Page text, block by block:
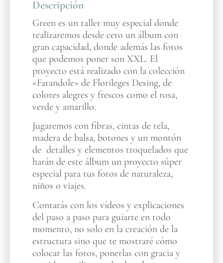
Descripción
Green es un taller muy especial donde
realizaremos desde cero un álbum con
gran capacidad, donde además las fotos
que podemos poner son XXL. El
proyecto está realizado con la colección
«Farandole» de Florileges Desing, de
colores alegres y frescos como el rosa,
verde y amarillo.
Jugaremos con fibras, cintas de tela,
madera de balsa, botones y un montón
de detalles y elementos troquelados que
harán de este álbum un proyecto súper
especial para tus fotos de naturaleza,
niños o viajes.
Contarás con los vídeos y explicaciones
del paso a paso para guiarte en todo
momento, no solo en la creación de la
estructura sino que te mostraré cómo
colocar las fotos, ponerlas con gracia y